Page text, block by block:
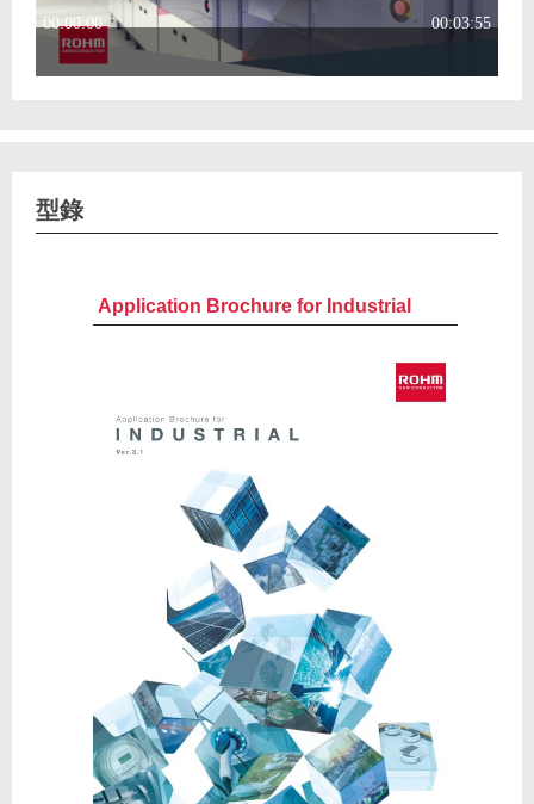
型錄
Application Brochure for Industrial